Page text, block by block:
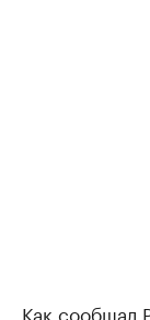
Как сообщал